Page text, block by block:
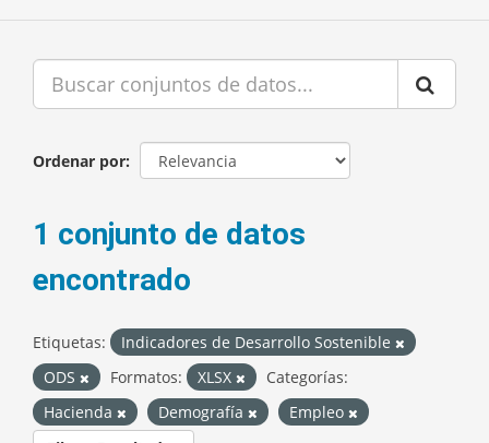
Ordenar por
1 conjunto de datos
encontrado
Etiquetas:
Indicadores de Desarrollo Sostenible
ODS
Formatos: XLSX
Categorías:
Hacienda
Demografía
Empleo